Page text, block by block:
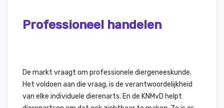
Professioneel handelen
De markt vraagt om professionele diergeneeskunde.
Het voldoen aan die vraag, is de verantwoordelijkheid
van elke individuele dierenarts. En de KNMvD helpt